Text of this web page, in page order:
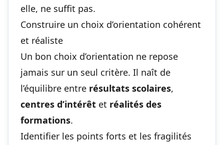
elle, ne suffit pas.
Construire un choix d’orientation cohérent
et réaliste
Un bon choix d’orientation ne repose
jamais sur un seul critère. Il naît de
l’équilibre entre résultats scolaires,
centres d’intérêt et réalités des
formations.
Identifier les points forts et les fragilités